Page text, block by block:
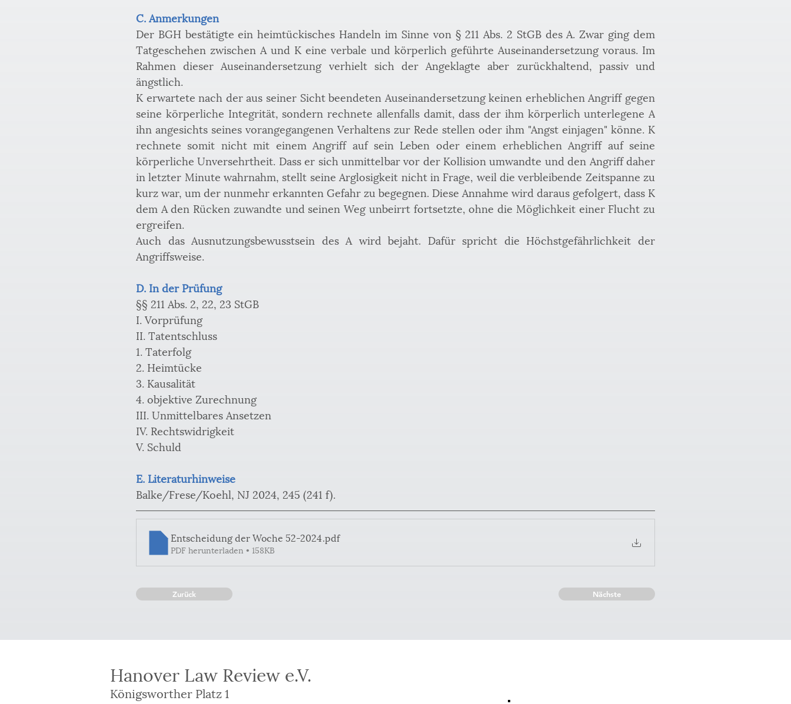
C. Anmerkungen
Der BGH bestätigte ein heimtückisches Handeln im Sinne von § 211 Abs. 2 StGB des A. Zwar ging dem
Tatgeschehen zwischen A und K eine verbale und körperlich geführte Auseinandersetzung voraus. Im
Rahmen dieser Auseinandersetzung verhielt sich der Angeklagte aber zurückhaltend, passiv und
ängstlich.
K erwartete nach der aus seiner Sicht beendeten Auseinandersetzung keinen erheblichen Angriff gegen
seine körperliche Integrität, sondern rechnete allenfalls damit, dass der ihm körperlich unterlegene A
ihn angesichts seines vorangegangenen Verhaltens zur Rede stellen oder ihm "Angst einjagen" könne. K
rechnete somit nicht mit einem Angriff auf sein Leben oder einem erheblichen Angriff auf seine
körperliche Unversehrtheit. Dass er sich unmittelbar vor der Kollision umwandte und den Angriff daher
in letzter Minute wahrnahm, stellt seine Arglosigkeit nicht in Frage, weil die verbleibende Zeitspanne zu
kurz war, um der nunmehr erkannten Gefahr zu begegnen. Diese Annahme wird daraus gefolgert, dass K
dem A den Rücken zuwandte und seinen Weg unbeirrt fortsetzte, ohne die Möglichkeit einer Flucht zu
ergreifen.
Auch das Ausnutzungsbewusstsein des A wird bejaht. Dafür spricht die Höchstgefährlichkeit der
Angriffsweise.
D. In der Prüfung
§§ 211 Abs. 2, 22, 23 StGB
I. Vorprüfung
II. Tatentschluss
1. Taterfolg
2. Heimtücke
3. Kausalität
4. objektive Zurechnung
III. Unmittelbares Ansetzen
IV. Rechtswidrigkeit
V. Schuld
E. Literaturhinweise
Balke/Frese/Koehl, NJ 2024, 245 (241 f).
Entscheidung der Woche 52-2024.pdf
PDF herunterladen • 158KB
Zurück Nächste
Hanover Law Review e.V.
Königsworther Platz 1